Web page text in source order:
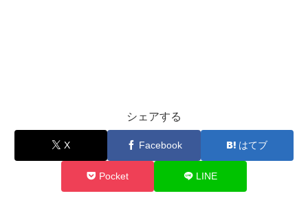
シェアする
X Facebook はてブ
Pocket LINE